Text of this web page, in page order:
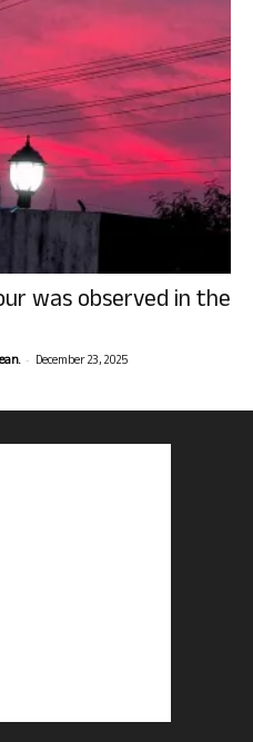
was observed in the
- December 23, 2025